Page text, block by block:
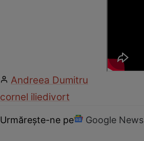
Andreea Dumitru
cornel iliedivort
Urmărește-ne pe Google News